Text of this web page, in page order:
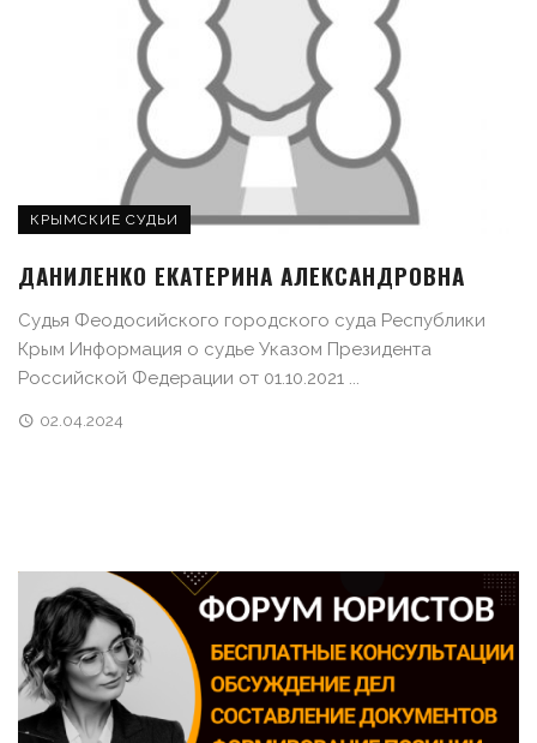
КРЫМСКИЕ СУДЬИ
ДАНИЛЕНКО ЕКАТЕРИНА АЛЕКСАНДРОВНА
Судья Феодосийского городского суда Республики
Крым Информация о судье Указом Президента
Российской Федерации от 01.10.2021 ...
02.04.2024